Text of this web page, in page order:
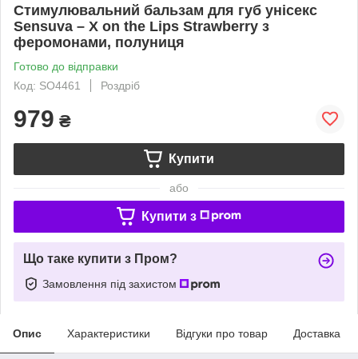
Стимулювальний бальзам для губ унісекс
Sensuva – X on the Lips Strawberry з
феромонами, полуниця
Готово до відправки
Код: SO4461
Роздріб
979 ₴
Купити
або
Купити з
Що таке купити з Пром?
Замовлення під захистом
Опис Характеристики Відгуки про товар Доставка